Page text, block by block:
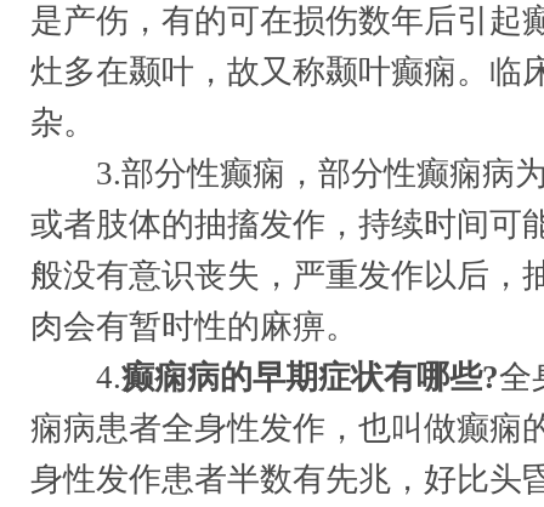
是产伤，有的可在损伤数年后引起
灶多在颞叶，故又称颞叶癫痫。临
杂。
3.部分性癫痫，部分性癫痫病
或者肢体的抽搐发作，持续时间可
般没有意识丧失，严重发作以后，
肉会有暂时性的麻痹。
4.癫痫病的早期症状有哪些?全
痫病患者全身性发作，也叫做癫痫
身性发作患者半数有先兆，好比头